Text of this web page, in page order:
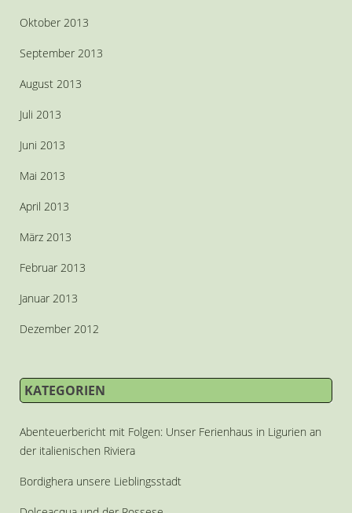
Oktober 2013
September 2013
August 2013
Juli 2013
Juni 2013
Mai 2013
April 2013
März 2013
Februar 2013
Januar 2013
Dezember 2012
KATEGORIEN
Abenteuerbericht mit Folgen: Unser Ferienhaus in Ligurien an
der italienischen Riviera
Bordighera unsere Lieblingsstadt